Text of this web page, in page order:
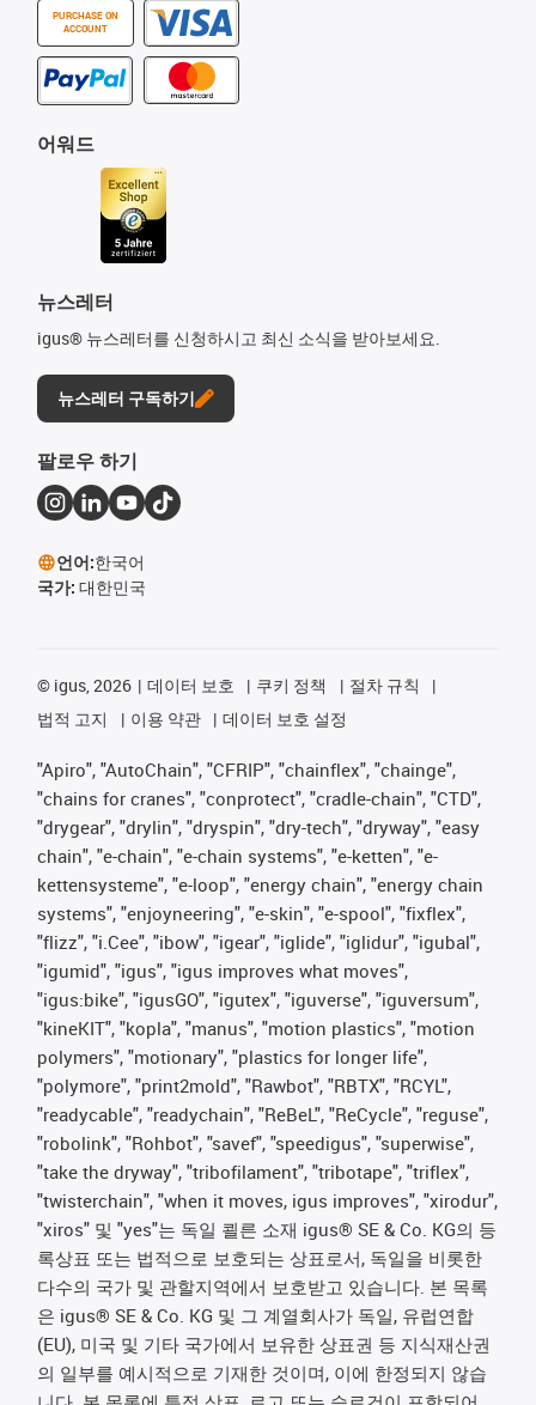
PURCHASE ON
ACCOUNT
어워드
뉴스레터
igus® 뉴스레터를 신청하시고 최신 소식을 받아보세요.
뉴스레터 구독하기
팔로우 하기
언어:한국어
국가: 대한민국
© igus, 2026 데이터 보호 쿠키 정책
절차 규칙
법적 고지
이용 약관 데이터 보호 설정
"Apiro", "AutoChain", "CFRIP", "chainflex", "chainge",
"chains for cranes", "conprotect", "cradle-chain", "CTD",
"drygear", "drylin", "dryspin", "dry-tech", "dryway", "easy
chain", "e-chain", "e-chain systems", "e-ketten", "e-
kettensysteme", "e-loop", "energy chain", "energy chain
systems", "enjoyneering", "e-skin", "e-spool", "fixflex",
"flizz", "i.Cee", "ibow", "igear", "iglide", "iglidur", "igubal",
"igumid", "igus", "igus improves what moves",
"igus:bike", "igusGO", "igutex", "iguverse", "iguversum",
"kineKIT", "kopla", "manus", "motion plastics", "motion
polymers", "motionary", "plastics for longer life",
"polymore", "print2mold", "Rawbot", "RBTX", "RCYL",
"readycable", "readychain", "ReBeL", "ReCycle", "reguse",
"robolink", "Rohbot", "savef", "speedigus", "superwise",
"take the dryway", "tribofilament", "tribotape", "triflex",
"twisterchain", "when it moves, igus improves", "xirodur",
"xiros" 및 "yes"는 독일 쾰른 소재 igus® SE & Co. KG의 등
록상표 또는 법적으로 보호되는 상표로서, 독일을 비롯한
다수의 국가 및 관할지역에서 보호받고 있습니다. 본 목록
은 igus® SE & Co. KG 및 그 계열회사가 독일, 유럽연합
(EU), 미국 및 기타 국가에서 보유한 상표권 등 지식재산권
의 일부를 예시적으로 기재한 것이며, 이에 한정되지 않습